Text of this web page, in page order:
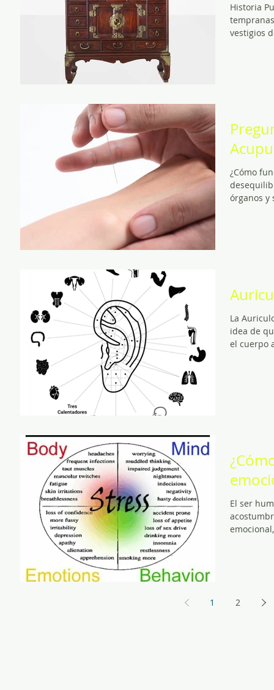
Historia
vestigios
¿Cómo
órganos y
La
idea de
el cuerpo
El ser
1 2